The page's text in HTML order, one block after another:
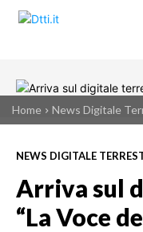
Home News Digitale
NEWS DIGITALE
Arriva sul
“La Voce